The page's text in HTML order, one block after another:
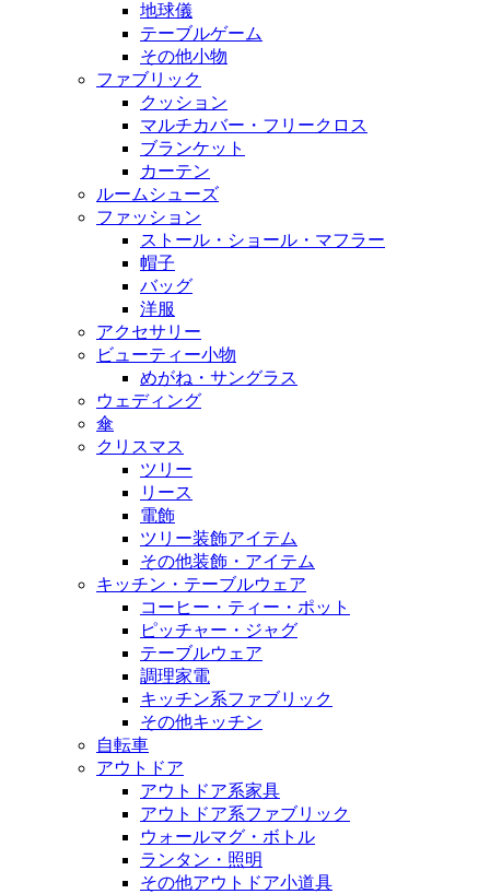
地球儀
テーブルゲーム
その他小物
ファブリック
クッション
マルチカバー・フリークロス
ブランケット
カーテン
ルームシューズ
ファッション
ストール・ショール・マフラー
帽子
バッグ
洋服
アクセサリー
ビューティー小物
めがね・サングラス
ウェディング
傘
クリスマス
ツリー
リース
電飾
ツリー装飾アイテム
その他装飾・アイテム
キッチン・テーブルウェア
コーヒー・ティー・ポット
ピッチャー・ジャグ
テーブルウェア
調理家電
キッチン系ファブリック
その他キッチン
自転車
アウトドア
アウトドア系家具
アウトドア系ファブリック
ウォールマグ・ボトル
ランタン・照明
その他アウトドア小道具